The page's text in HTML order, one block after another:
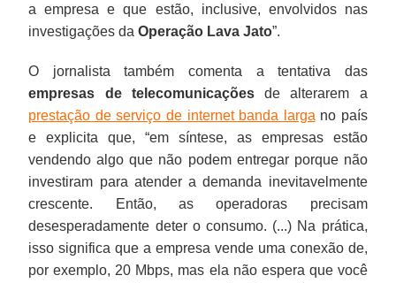
a empresa e que estão, inclusive, envolvidos nas
investigações daOperação Lava Jato”.
O jornalista também comenta a tentativa das
empresas de telecomunicaçõesde alterarem a
prestação de serviço de internet banda larga no país
e explicita que, “em síntese, as empresas estão
vendendo algo que não podem entregar porque não
investiram para atender a demanda inevitavelmente
crescente. Então, as operadoras precisam
desesperadamente deter o consumo. (...) Na prática,
isso significa que a empresa vende uma conexão de,
por exemplo, 20 Mbps, mas ela não espera que você